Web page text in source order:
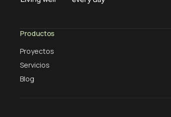
Productos
Proyectos
Servicios
Blog